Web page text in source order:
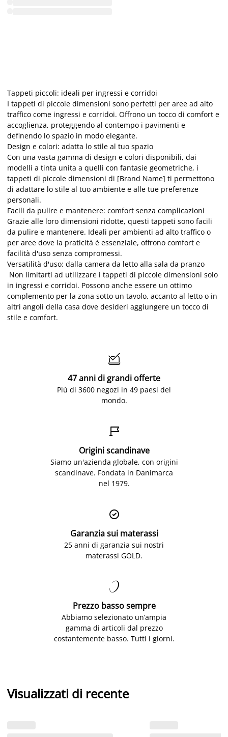
Tappeti piccoli: ideali per ingressi e corridoi
I tappeti di piccole dimensioni sono perfetti per aree ad alto
traffico come ingressi e corridoi. Offrono un tocco di comfort e
accoglienza, proteggendo al contempo i pavimenti e
definendo lo spazio in modo elegante.
Design e colori: adatta lo stile al tuo spazio
Con una vasta gamma di design e colori disponibili, dai
modelli a tinta unita a quelli con fantasie geometriche, i
tappeti di piccole dimensioni di [Brand Name] ti permettono
di adattare lo stile al tuo ambiente e alle tue preferenze
personali.
Facili da pulire e mantenere: comfort senza complicazioni
Grazie alle loro dimensioni ridotte, questi tappeti sono facili
da pulire e mantenere. Ideali per ambienti ad alto traffico o
per aree dove la praticità è essenziale, offrono comfort e
facilità d'uso senza compromessi.
Versatilità d'uso: dalla camera da letto alla sala da pranzo
Non limitarti ad utilizzare i tappeti di piccole dimensioni solo
in ingressi e corridoi. Possono anche essere un ottimo
complemento per la zona sotto un tavolo, accanto al letto o in
altri angoli della casa dove desideri aggiungere un tocco di
stile e comfort.

47 anni di grandi offerte
Più di 3600 negozi in 49 paesi del
mondo.

Origini scandinave
Siamo un'azienda globale, con origini
scandinave. Fondata in Danimarca
nel 1979.

Garanzia sui materassi
25 anni di garanzia sui nostri
materassi GOLD.

Prezzo basso sempre
Abbiamo selezionato un’ampia
gamma di articoli dal prezzo
costantemente basso. Tutti i giorni.
Visualizzati di recente